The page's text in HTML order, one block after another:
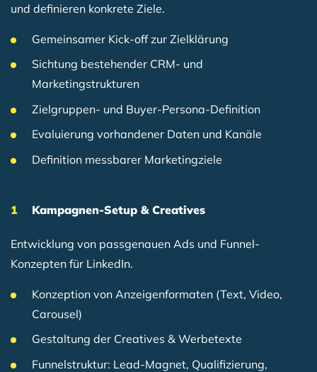
und definieren konkrete Ziele.
Gemeinsamer Kick-off zur Zielklärung
Sichtung bestehender CRM- und
Marketingstrukturen
Zielgruppen- und Buyer-Persona-Definition
Evaluierung vorhandener Daten und Kanäle
Definition messbarer Marketingziele
Kampagnen-Setup & Creatives
Entwicklung von passgenauen Ads und Funnel-
Konzepten für LinkedIn.
Konzeption von Anzeigenformaten (Text, Video,
Carousel)
Gestaltung der Creatives & Werbetexte
Funnelstruktur: Lead-Magnet, Qualifizierung,